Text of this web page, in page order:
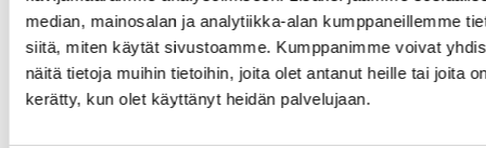
median, mainosalan ja analytiikka-alan kumppaneillemme
siitä, miten käytät sivustoamme. Kumppanimme voivat
näitä tietoja muihin tietoihin, joita olet antanut heille tai joita
kerätty, kun olet käyttänyt heidän palvelujaan.
tapahtuu